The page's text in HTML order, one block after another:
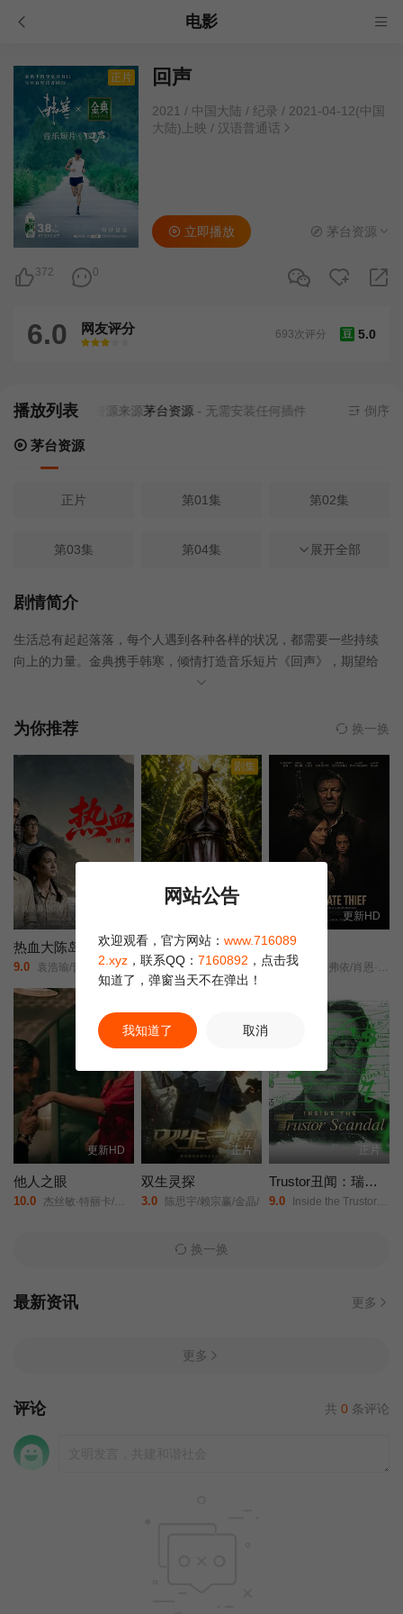
电影
正片 回声
2021 / 中国大陆 / 纪录 / 2021-04-12(中国
大陆)上映 / 汉语普通话
372 0
立即播放 茅台资源
6.0 网友评分
很差
较差还行推荐力荐
豆 5.0
693次评分
播放列表当前资源来源茅台资源- 无需安装任何插件 倒序
茅台资源
正片 第01集 第02集
第03集 第04集 第05集
第06集
第09集 第10集
展开全部
剧情简介
生活总有起起落落，每个人遇到各种各样的状况，都需要一些持续
向上的力量。金典携手韩寒，倾情打造音乐短片《回声》，期望给
予一些温暖、以及从低谷爬起来的力量。坚持是金，与所有坚持者
为你推荐 换一换
热血大陈岛
9.0 袁浩瑜/曹阳明珠/范事成/
剧集
万物有灵之林间铁甲
10.0 未知
更新HD
离群索金
3.0 麦肯吉·弗依/肖恩·宾/奥德娅·拉什/
更新HD
他人之眼
10.0 杰丝敏·特丽卡/菲利波·蒂米/
正片
双生灵探
3.0 陈思宇/赖宗赢/金晶/
正片
Trustor丑闻：瑞典金融案内幕
9.0 Inside the Trustor Scandal/Trustor/
换一换
最新资讯 更多
更多
评论 共 0 条评论
网站公告
欢迎观看，官方网站： www.716089
2.xyz ，联系QQ： 7160892 ，点击我
知道了，弹窗当天不在弹出！
我知道了 取消